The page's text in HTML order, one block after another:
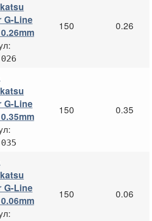
G-Line
150 0.26
G-Line
150 0.35
G-Line
150 0.06